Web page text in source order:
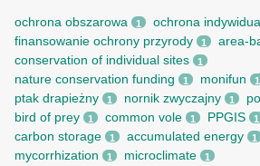
ochrona obszarowa 1 ochrona
finansowanie ochrony przyrody 1 area-
conservation of individual sites 1
nature conservation funding 1 monifun 1
ptak drapieżny 1 nornik zwyczajny 1
bird of prey 1 common vole 1 PPGIS 1
carbon storage 1 accumulated energy 1
mycorrhization 1 microclimate 1